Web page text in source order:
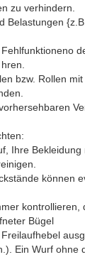
zu verhindern.
Belastungen
bzw. Rollen
Ihre
können
kontrollieren,
Bügel
Ein Wurf ohne